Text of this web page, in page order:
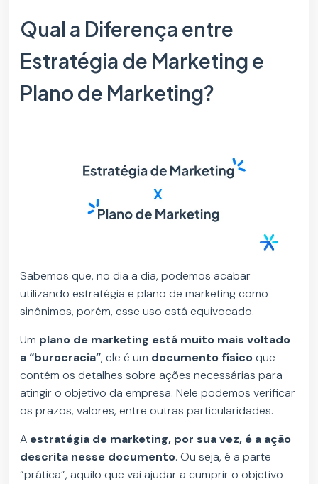
Qual a Diferença entre
Estratégia de Marketing e
Plano de Marketing?
Sabemos que, no dia a dia, podemos acabar
utilizando estratégia e plano de marketing como
sinônimos, porém, esse uso está equivocado.
Um plano de marketing está muito mais voltado
a “burocracia”, ele é um documento físicoque
contém os detalhes sobre ações necessárias para
atingir o objetivo da empresa. Nele podemos verificar
os prazos, valores, entre outras particularidades.
A estratégia de marketing, por sua vez, é a ação
descrita nesse documento. Ou seja, é a parte
“prática”, aquilo que vai ajudar a cumprir o objetivo